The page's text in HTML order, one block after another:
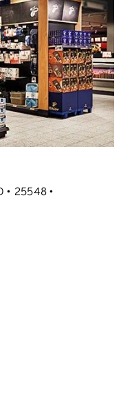
25548